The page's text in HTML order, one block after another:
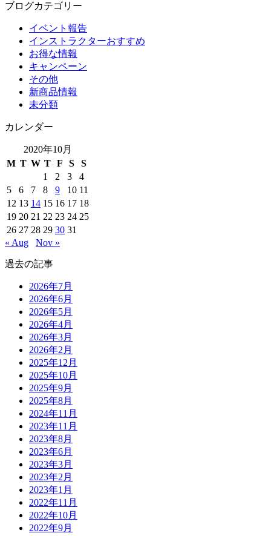
ブログカテゴリー
イベント報告
インストラクターおすすめ
お得な情報
キャンペーン
その他
新商品情報
未分類
カレンダー
2020年10月
M T W T F S
S
1
2 3
4
5
6 7 8 9 10 11
12 13 14 15 16 17 18
19 20 21 22 23 24 25
26 27 28 29 30 31
« Aug
Nov »
過去の記事
2026年7月
2026年6月
2026年5月
2026年4月
2026年3月
2026年2月
2025年12月
2025年10月
2025年9月
2025年8月
2024年11月
2023年11月
2023年8月
2023年6月
2023年3月
2023年2月
2023年1月
2022年11月
2022年10月
2022年9月